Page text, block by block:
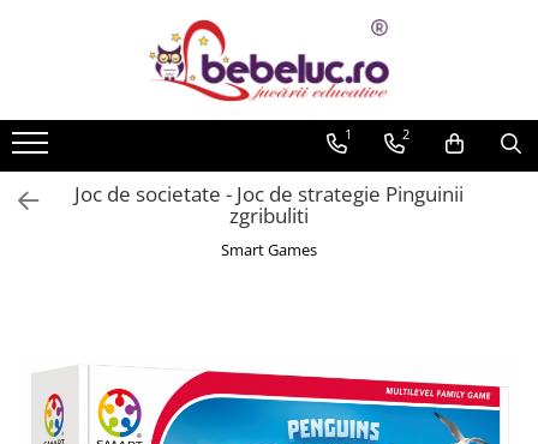
Toate Produsele
Jucarii pe varste
Jucarii educative
Set constructie copii
Organele Corpului Uman
Roboti de jucarie
Jucarii Creativitate
1 2
Joc de societate - Joc de strategie Pinguinii
zgribuliti
Smart Games